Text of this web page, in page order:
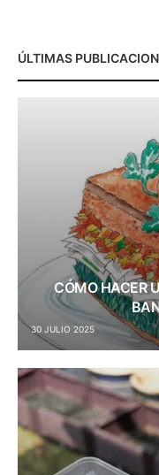
ÚLTIMAS
CÓMO HACER
30 JULIO 2025